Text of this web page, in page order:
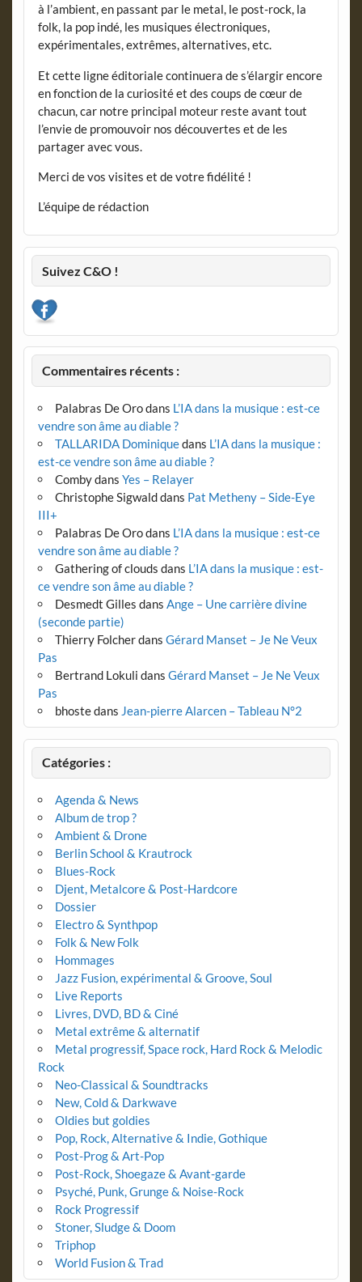
à l’ambient, en passant par le metal, le post-rock, la
folk, la pop indé, les musiques électroniques,
expérimentales, extrêmes, alternatives, etc.
Et cette ligne éditoriale continuera de s’élargir encore
en fonction de la curiosité et des coups de cœur de
chacun, car notre principal moteur reste avant tout
l’envie de promouvoir nos découvertes et de les
partager avec vous.
Merci de vos visites et de votre fidélité !
L’équipe de rédaction
Suivez C&O !
Commentaires récents :
Palabras De Orodans L’IA dans la musique : est-ce
vendre son âme au diable ?
TALLARIDA Dominiquedans L’IA dans la musique :
est-ce vendre son âme au diable ?
Combydans Yes – Relayer
Christophe Sigwalddans Pat Metheny – Side-Eye
III+
Palabras De Orodans L’IA dans la musique : est-ce
vendre son âme au diable ?
Gathering of clouds dans L’IA dans la musique : est-
ce vendre son âme au diable ?
Desmedt Gilles dans Ange – Une carrière divine
(seconde partie)
Thierry Folcherdans Gérard Manset – Je Ne Veux
Pas
Bertrand Lokuli dans Gérard Manset – Je Ne Veux
Pas
bhostedans Jean-pierre Alarcen – Tableau N°2
Catégories :
Agenda & News
Album de trop ?
Ambient & Drone
Berlin School & Krautrock
Blues-Rock
Djent, Metalcore & Post-Hardcore
Dossier
Electro & Synthpop
Folk & New Folk
Hommages
Jazz Fusion, expérimental & Groove, Soul
Live Reports
Livres, DVD, BD & Ciné
Metal extrême & alternatif
Metal progressif, Space rock, Hard Rock & Melodic
Rock
Neo-Classical & Soundtracks
New, Cold & Darkwave
Oldies but goldies
Pop, Rock, Alternative & Indie, Gothique
Post-Prog & Art-Pop
Post-Rock, Shoegaze & Avant-garde
Psyché, Punk, Grunge & Noise-Rock
Rock Progressif
Stoner, Sludge & Doom
Triphop
World Fusion & Trad